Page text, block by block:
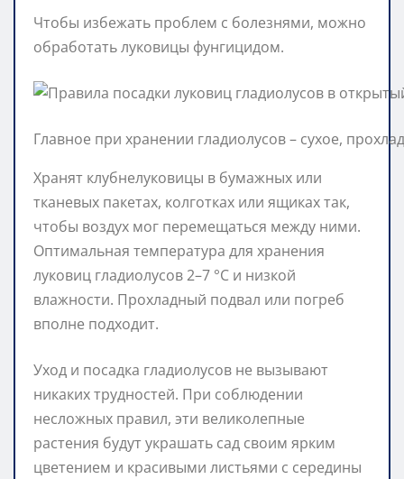
Чтобы избежать проблем с болезнями, можно
обработать луковицы фунгицидом.
Главное при хранении гладиолусов – сухое,
Хранят клубнелуковицы в бумажных или
тканевых пакетах, колготках или ящиках так,
чтобы воздух мог перемещаться между ними.
Оптимальная температура для хранения
луковиц гладиолусов 2–7 °C и низкой
влажности. Прохладный подвал или погреб
вполне подходит.
Уход и посадка гладиолусов не вызывают
никаких трудностей. При соблюдении
несложных правил, эти великолепные
растения будут украшать сад своим ярким
цветением и красивыми листьями с середины